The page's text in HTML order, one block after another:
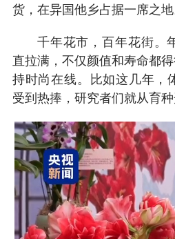
货，在异国他乡占据一席之地
千年花市，百年花街。
直拉满，不仅颜值和寿命都
持时尚在线。比如这几年，
受到热捧，研究者们就从育种